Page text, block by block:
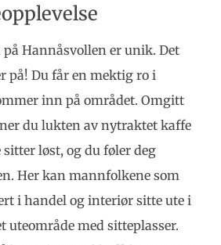
Hannåsvollen er unik. Det
på! Du får en mektig ro i
inn på området. Omgitt
du lukten av nytraktet kaffe
løst, og du føler deg
Her kan mannfolkene som
i handel og interiør sitte ute i
uteområde med sitteplasser.